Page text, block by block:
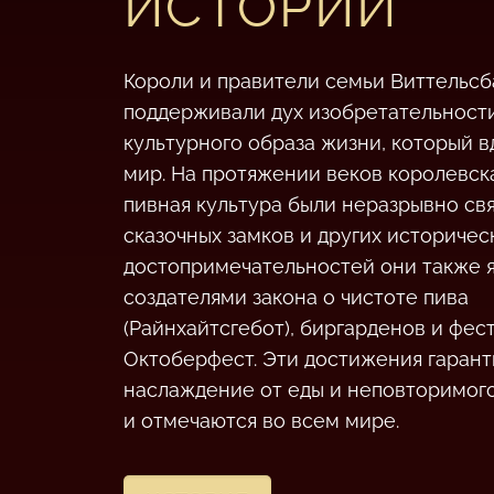
Короли и правители семьи
поддерживали дух
культурного образа жизни, который
мир. На протяжении веков
пивная культура были неразрывно
сказочных замков и других
достопримечательностей они также
создателями закона о чистоте пива
(Райнхайтсгебот), биргарденов и
Октоберфест. Эти достижения
наслаждение от еды и
и отмечаются во всем мире.